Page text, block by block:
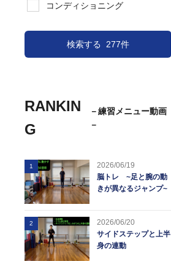
コンディショニング
検索する 277件
RANKIN
G
－練習メニュー動画
－
1
2026/06/19
脳トレ ~足と腕の動
きが異なるジャンプ~
2
2026/06/20
サイドステップと上半
身の連動